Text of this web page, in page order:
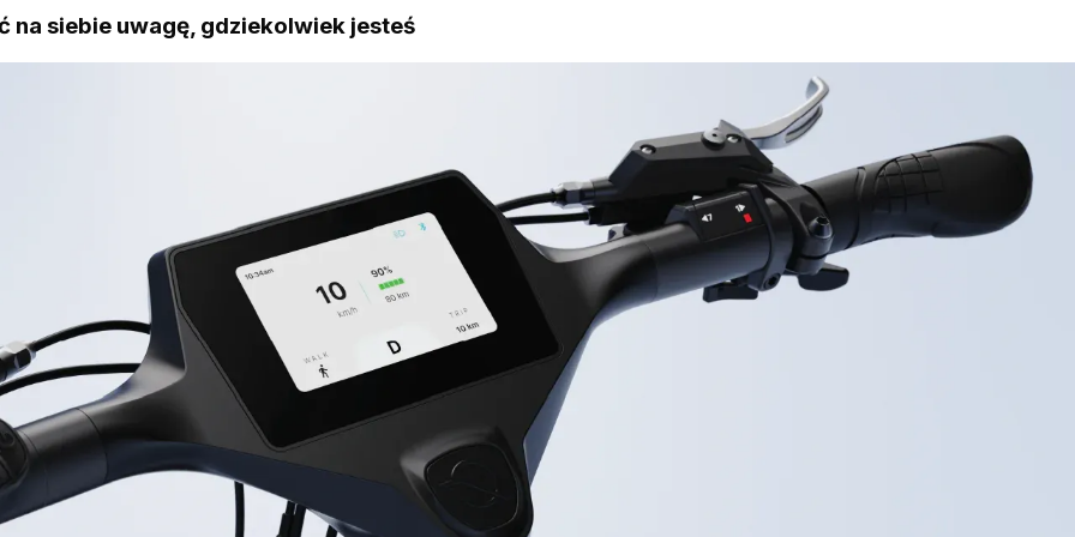
siebie uwagę, gdziekolwiek jesteś